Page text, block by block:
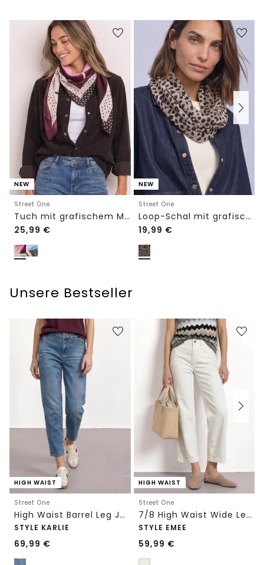
NEW
Street One
Tuch mit grafischem Muster
25,99 €
NEW
Street One
Loop-Schal mit grafischem Muster
19,99 €
Unsere Bestseller
HIGH WAIST
Street One
High Waist Barrel Leg Jeans im Loose Fit
STYLE KARLIE
69,99 €
HIGH WAIST
Street One
7/8 High Waist Wide Leg Jeans im Loose Fit
STYLE EMEE
59,99 €